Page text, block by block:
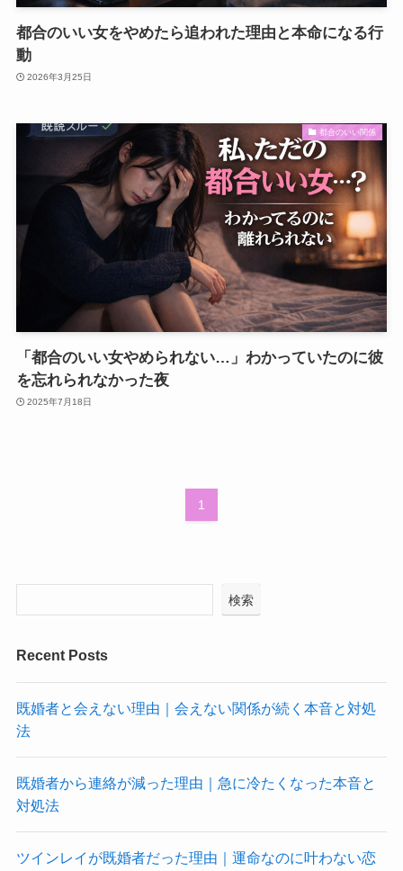
都合のいい女をやめたら追われた理由と本命になる行
動
2026年3月25日
都合のいい関係
「都合のいい女やめられない…」わかっていたのに彼
を忘れられなかった夜
2025年7月18日
1
検索
Recent Posts
既婚者と会えない理由｜会えない関係が続く本音と対処
法
既婚者から連絡が減った理由｜急に冷たくなった本音と
対処法
ツインレイが既婚者だった理由｜運命なのに叶わない恋